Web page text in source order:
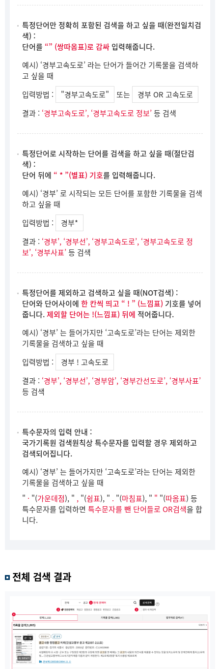
특정단어만 정확히 포함된 검색을 하고 싶을 때(완전일치검
색) :
단어를 “” (쌍따옴표)로 감싸 입력해줍니다.
예시) ‘경부고속도로’ 라는 단어가 들어간 기록물을 검색하
고 싶을 때
입력방법 :
"경부고속도로" 또는
경부 OR 고속도로
결과 : ‘경부고속도로’, ‘경부고속도로 정보’등 검색
특정단어로 시작하는 단어를 검색을 하고 싶을 때(절단검
색) :
단어 뒤에 “ * ”(별표) 기호를 입력해줍니다.
예시) ‘경부’ 로 시작되는 모든 단어를 포함한 기록물을 검색
하고 싶을 때
입력방법 :
경부*
결과 : ‘경부’, ‘경부선’, ‘경부고속도로’, ‘경부고속도로 정
보’, ‘경부사표’등 검색
특정단어를 제외하고 검색하고 싶을 때(NOT검색) :
단어와 단어사이에 한 칸씩 띄고 “ ! ” (느낌표) 기호를 넣어
줍니다.제외할 단어는 !(느낌표) 뒤에 적어줍니다.
예시) ‘경부’ 는 들어가지만 ‘고속도로’라는 단어는 제외한
기록물을 검색하고 싶을 때
입력방법 :
경부 ! 고속도로
결과 : ‘경부’, ‘경부선’, ‘경부암’, ‘경부간선도로’, ‘경부사표’
등 검색
특수문자의 입력 안내 :
국가기록원 검색원칙상 특수문자를 입력할 경우 제외하고
검색되어집니다.
예시) ‘경부’ 는 들어가지만 ‘고속도로’라는 단어는 제외한
기록물을 검색하고 싶을 때
" · "(가운데점), " , "(쉼표), " . "(마침표), " " "(따옴표) 등
특수문자를 입력하면 특수문자를 뺀 단어들로 OR검색을 합
니다.
전체 검색 결과